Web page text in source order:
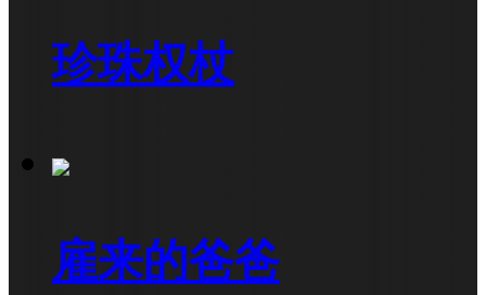
珍珠权杖
雇来的爸爸